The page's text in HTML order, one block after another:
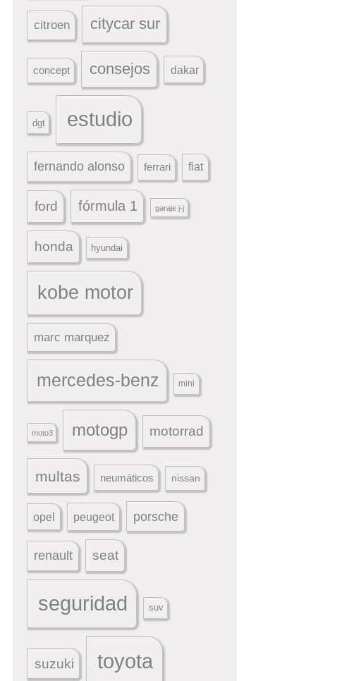
citroen citycar sur
concept consejos dakar
dgt estudio
fernando alonso ferrari fiat
ford fórmula 1 garaje j-j
honda hyundai
kobe motor
marc marquez
mercedes-benz mini
moto3 motogp motorrad
multas neumáticos nissan
opel peugeot porsche
renault seat
seguridad suv
suzuki toyota